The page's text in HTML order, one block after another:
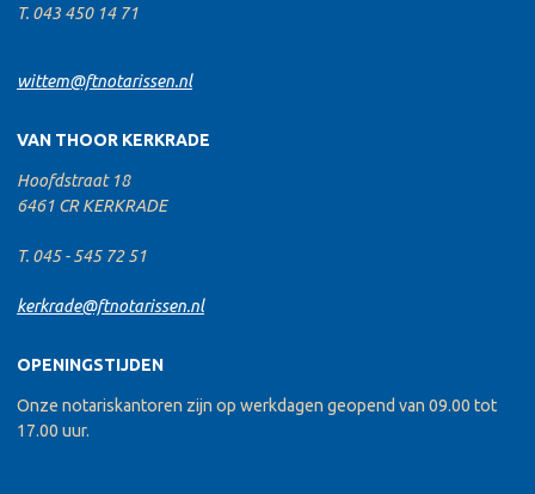
T. 043 450 14 71
wittem@ftnotarissen.nl
VAN THOOR KERKRADE
Hoofdstraat 18
6461 CR KERKRADE
T. 045 - 545 72 51
kerkrade@ftnotarissen.nl
OPENINGSTIJDEN
Onze notariskantoren zijn op werkdagen geopend van 09.00 tot
17.00 uur.